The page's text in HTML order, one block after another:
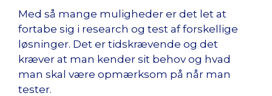
Med så mange muligheder er det let at
fortabe sig i research og test af forskellige
løsninger. Det er tidskrævende og det
kræver at man kender sit behov og hvad
man skal være opmærksom på når man
tester.